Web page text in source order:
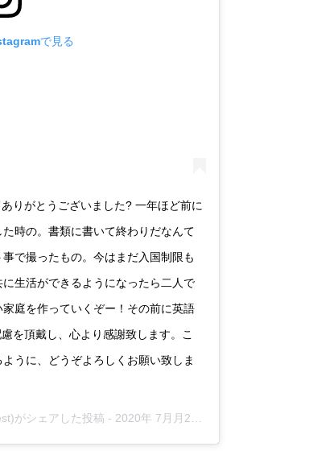
で見る
りがとうございました? 一年ほど前に
時の。書類に書いて終わりだなんて
で撮ったもの。今はまだ入国制限も
生活ができるようになったら二人で
庭を作っていくぞー！その前に英語
を頂戴し、心より感謝致します。こ
うに、どうぞよろしくお願い致しま
がシェアした投稿 - 2020年 7月月21日午前4時03分PDT